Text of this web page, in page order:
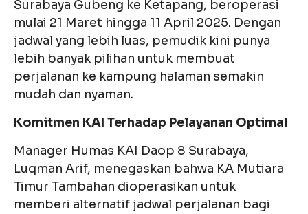
Surabaya Gubeng ke Ketapang, beroperasi
mulai 21 Maret hingga 11 April 2025. Dengan
jadwal yang lebih luas, pemudik kini punya
lebih banyak pilihan untuk membuat
perjalanan ke kampung halaman semakin
mudah dan nyaman.
Komitmen KAI Terhadap Pelayanan Optimal
Manager Humas KAI Daop 8 Surabaya,
Luqman Arif, menegaskan bahwa KA Mutiara
Timur Tambahan dioperasikan untuk
memberi alternatif jadwal perjalanan bagi